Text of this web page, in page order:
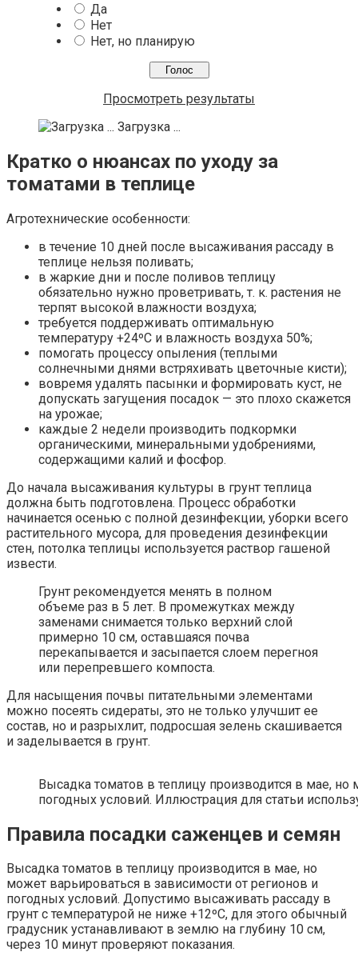
Да
Нет
Нет, но планирую
Просмотреть результаты
Загрузка ...
Кратко о нюансах по уходу за
томатами в теплице
Агротехнические особенности:
в течение 10 дней после высаживания рассаду в
теплице нельзя поливать;
в жаркие дни и после поливов теплицу
обязательно нужно проветривать, т. к. растения не
терпят высокой влажности воздуха;
требуется поддерживать оптимальную
температуру +24ºC и влажность воздуха 50%;
помогать процессу опыления (теплыми
солнечными днями встряхивать цветочные кисти);
вовремя удалять пасынки и формировать куст, не
допускать загущения посадок — это плохо скажется
на урожае;
каждые 2 недели производить подкормки
органическими, минеральными удобрениями,
содержащими калий и фосфор.
До начала высаживания культуры в грунт теплица
должна быть подготовлена. Процесс обработки
начинается осенью с полной дезинфекции, уборки всего
растительного мусора, для проведения дезинфекции
стен, потолка теплицы используется раствор гашеной
извести.
Грунт рекомендуется менять в полном
объеме раз в 5 лет. В промежутках между
заменами снимается только верхний слой
примерно 10 см, оставшаяся почва
перекапывается и засыпается слоем перегноя
или перепревшего компоста.
Для насыщения почвы питательными элементами
можно посеять сидераты, это не только улучшит ее
состав, но и разрыхлит, подросшая зелень скашивается
и заделывается в грунт.
Высадка томатов в теплицу производится в мае,
погодных условий. Иллюстрация для статьи
Правила посадки саженцев и семян
Высадка томатов в теплицу производится в мае, но
может варьироваться в зависимости от регионов и
погодных условий. Допустимо высаживать рассаду в
грунт с температурой не ниже +12ºC, для этого обычный
градусник устанавливают в землю на глубину 10 см,
через 10 минут проверяют показания.